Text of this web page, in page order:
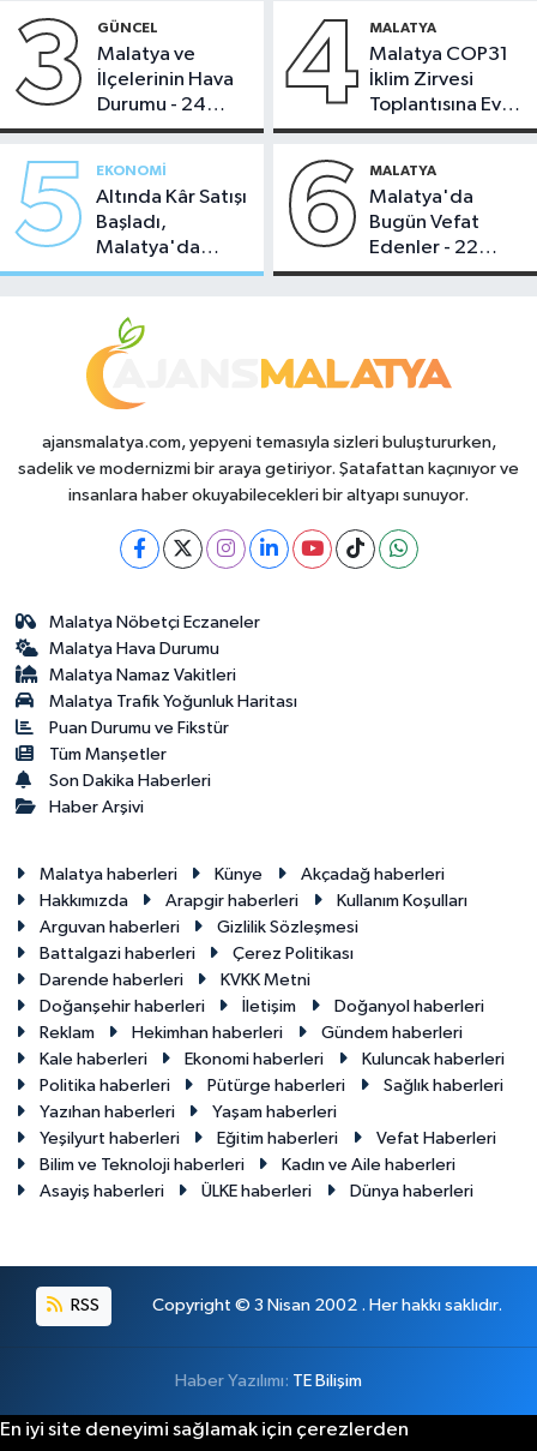
3 GÜNCEL
Malatya ve
İlçelerinin Hava
Durumu - 24
Temmuz 2026
4 MALATYA
Malatya COP31
İklim Zirvesi
Toplantısına Ev
Sahipliği Yaptı
5 EKONOMI
Altında Kâr Satışı
Başladı,
Malatya'da
Makas Ne
6 MALATYA
Malatya'da
Bugün Vefat
Edenler - 22
Temmuz 2026
ajansmalatya.com, yepyeni temasıyla sizleri buluştururken,
sadelik ve modernizmi bir araya getiriyor. Şatafattan kaçınıyor ve
insanlara haber okuyabilecekleri bir altyapı sunuyor.
Malatya Nöbetçi Eczaneler
Malatya Hava Durumu
Malatya Namaz Vakitleri
Malatya Trafik Yoğunluk Haritası
Puan Durumu ve Fikstür
Tüm Manşetler
Son Dakika Haberleri
Haber Arşivi
Malatya haberleri Künye
Akçadağ haberleri
Hakkımızda
Arapgir haberleri
Kullanım Koşulları
Arguvan haberleri
Gizlilik Sözleşmesi
Battalgazi haberleri
Çerez Politikası
Darende haberleri
KVKK Metni
Doğanşehir haberleri
İletişim
Doğanyol haberleri
Reklam
Hekimhan haberleri
Gündem haberleri
Kale haberleri
Ekonomi haberleri
Kuluncak haberleri
Politika haberleri
Pütürge haberleri
Sağlık haberleri
Yazıhan haberleri
Yaşam haberleri
Yeşilyurt haberleri
Eğitim haberleri
Vefat Haberleri
Bilim ve Teknoloji haberleri
Kadın ve Aile haberleri
Asayiş haberleri
ÜLKE haberleri Dünya haberleri
RSS Copyright © 3 Nisan 2002 . Her hakkı saklıdır.
Haber Yazılımı: TE Bilişim
En iyi site deneyimi sağlamak için çerezlerden